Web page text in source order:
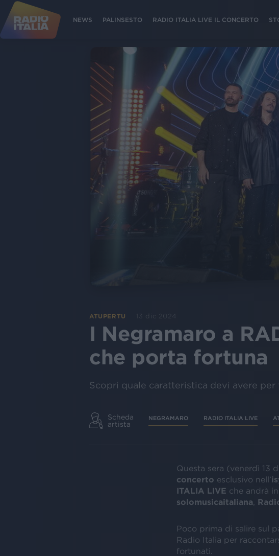
NEWS PALINSESTO RADIO ITALIA LIVE IL CONCERTO
ATUPERTU 13 dic 2024
I Negramaro a
che porta fortuna
Scopri quale caratteristica devi avere
Scheda
artista
NEGRAMARO RADIO ITALIA LIVE
Questa sera (venerdì 13
concerto esclusivo nell’
ITALIA LIVE che andrà
solomusicaitaliana
Poco prima di salire sul
Radio Italia per
fortunati.